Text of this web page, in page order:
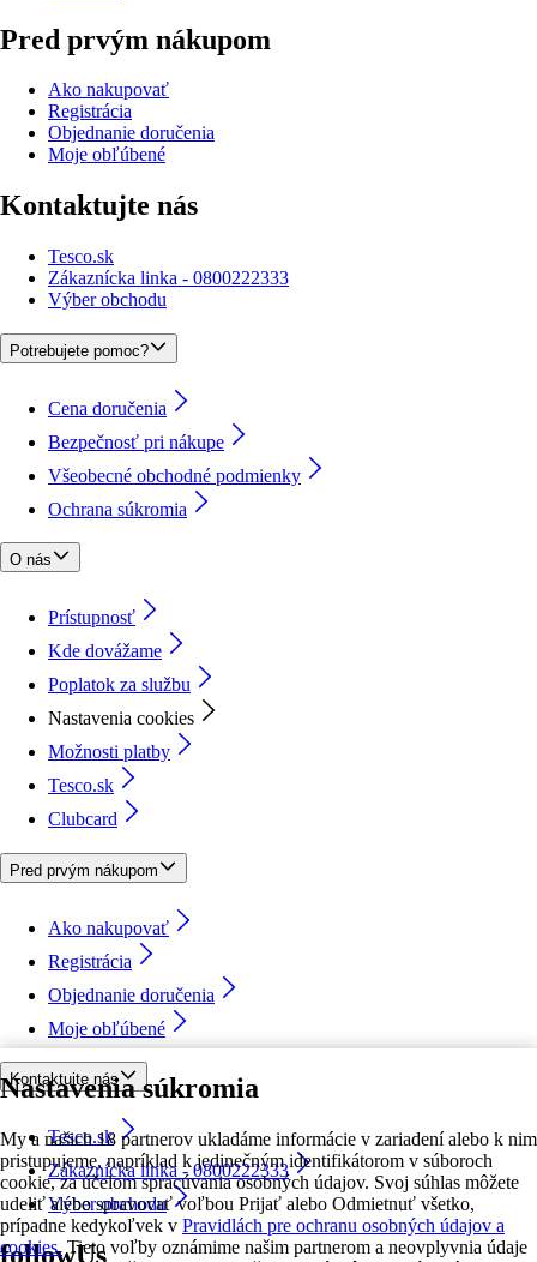
Nastavenia súkromia
My a našich 18 partnerov ukladáme informácie v zariadení alebo k nim
pristupujeme, napríklad k jedinečným identifikátorom v súboroch
cookie, za účelom spracúvania osobných údajov. Svoj súhlas môžete
udeliť alebo spravovať voľbou Prijať alebo Odmietnuť všetko,
prípadne kedykoľvek v Pravidlách pre ochranu osobných údajov a
cookies. Tieto voľby oznámime našim partnerom a neovplyvnia údaje
Pred prvým nákupom
Ako nakupovať
Registrácia
Objednanie doručenia
Moje obľúbené
Kontaktujte nás
Tesco.sk
Zákaznícka linka - 0800222333
Výber obchodu
Potrebujete pomoc?
Cena doručenia
Bezpečnosť pri nákupe
Všeobecné obchodné podmienky
Ochrana súkromia
O nás
Prístupnosť
Kde dovážame
Poplatok za službu
Nastavenia cookies
Možnosti platby
Tesco.sk
Clubcard
Pred prvým nákupom
Ako nakupovať
Registrácia
Objednanie doručenia
Moje obľúbené
Kontaktujte nás
Tesco.sk
Zákaznícka linka - 0800222333
Výber obchodu
followUs